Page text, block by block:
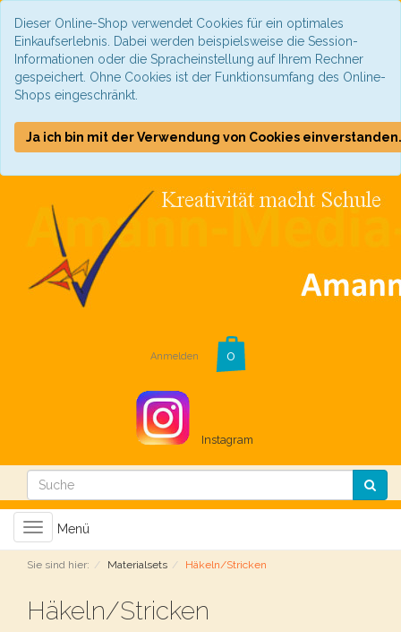
Dieser Online-Shop verwendet Cookies für ein optimales
Einkaufserlebnis. Dabei werden beispielsweise die Session-
Informationen oder die Spracheinstellung auf Ihrem Rechner
gespeichert. Ohne Cookies ist der Funktionsumfang des Online-
Shops eingeschränkt.
Ja ich bin mit der Verwendung von Cookies einverstanden.
Anmelden
Instagram
Toggle
navigation
Menü
Sie sind hier: Materialsets Häkeln/Stricken
Häkeln/Stricken